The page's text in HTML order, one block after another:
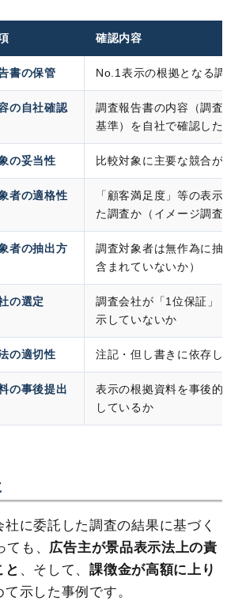
確認内容
書の保管 No.1表示の根拠となる調
の自社確認
調査報告書の内容（調査対
基準）を自社で確認したか
の妥当性 比較対象に主要な競合が含
者の適格性
「顧客満足度」等の表示
た調査か（イメージ調査の
者の抽出方
調査対象者は無作為に抽出
含まれていないか）
の選定
調査会社が「1位保証」「
示していないか
の適切性 注記・但し書きに依存した
の事後提出
表示の根拠資料を事後的に
しているか
に委託した調査の結果に基づく
も、 広告主が景品表示法上の責
と 、そして、課徴金が高額に上り
て示した事例です。